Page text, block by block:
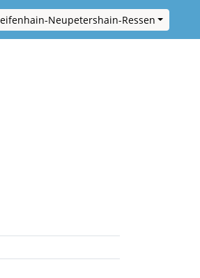
Neupetershain-Ressen